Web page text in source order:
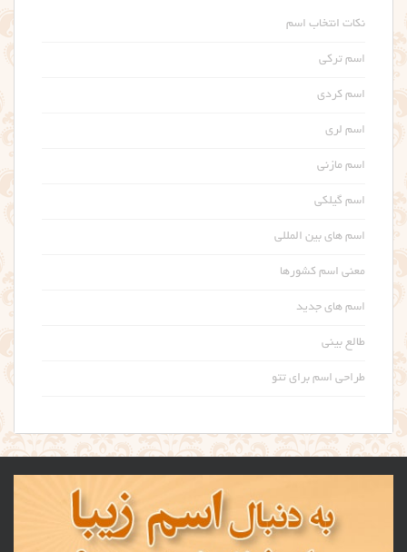
نکات انتخاب اسم
اسم ترکی
اسم کردی
اسم لری
اسم مازنی
اسم گیلکی
اسم های بین المللی
معنی اسم کشورها
اسم های جدید
طالع بینی
طراحی اسم برای تتو